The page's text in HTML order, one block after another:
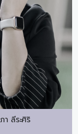
า ลีระศิริ